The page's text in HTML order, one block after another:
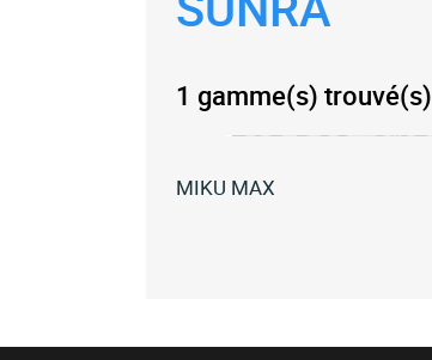
1 gamme(s) trouvé(s)
MIKU MAX
(30)